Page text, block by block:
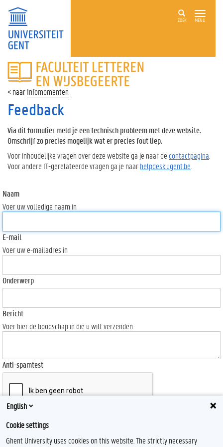
ZOEK MENU
FACULTEIT
LETTEREN
WIJSBEGEERTE
Infomomenten
Feedback
Via dit formulier meld je een technisch probleem met deze website.
Omschrijf zo precies mogelijk wat er precies fout liep.
Voor inhoudelijke vragen over deze website ga je naar de contactpagina
Voor andere IT-gerelateerde vragen ga je naarhelpdesk.ugent.be
Naam
Voer uw volledige naam in
E-mail
Voer uw e-mailadres in
Onderwerp
Bericht
Voer hier de boodschap in die u wilt verzenden.
Anti-spamtest
Send
English
Cookie settings
Ghent University uses cookies on this website. The strictly necessary